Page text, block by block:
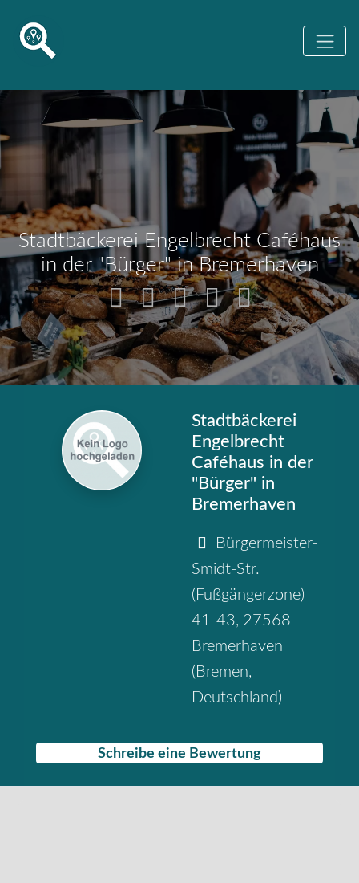
Stadtbäckerei Engelbrecht Caféhaus
in der "Bürger" in Bremerhaven
Stadtbäckerei
Engelbrecht
Caféhaus in der
"Bürger" in
Bremerhaven
Bürgermeister-
Smidt-Str.
(Fußgängerzone)
41-43, 27568
Bremerhaven
( Bremen,
Deutschland)
Schreibe eine Bewertung